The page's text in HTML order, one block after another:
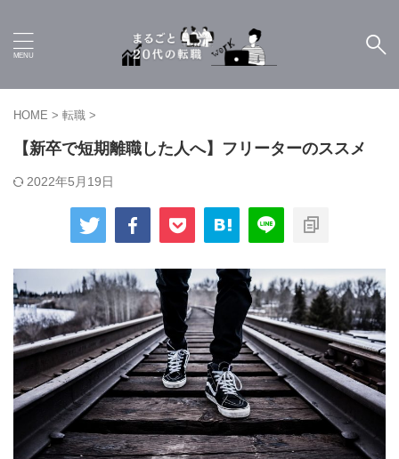
HOME > 転職 >
【新卒で短期離職した人へ】フリーターのススメ
2022年5月19日